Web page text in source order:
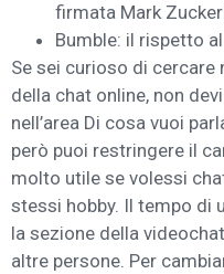
firmata Mark
Bumble: il rispetto
Se sei curioso di cercare
della chat online, non
nell’area Di cosa vuoi
però puoi restringere il
molto utile se volessi
stessi hobby. Il tempo di
la sezione della
altre persone. Per